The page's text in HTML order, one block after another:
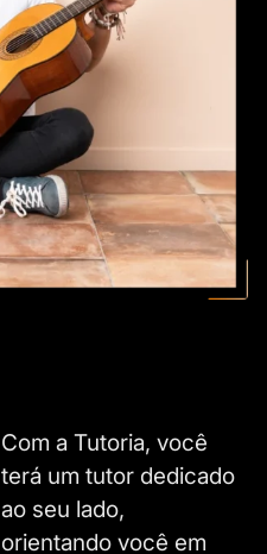
Com a Tutoria, você
terá um tutor dedicado
ao seu lado,
orientando você em